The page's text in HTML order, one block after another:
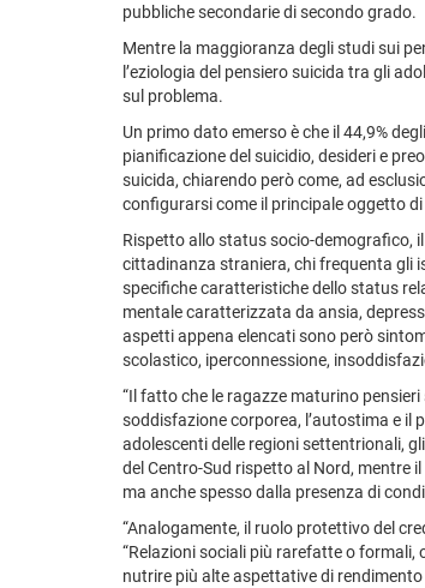
pubbliche secondarie di secondo grado.
Mentre la maggioranza degli studi sui
l’eziologia del pensiero suicida tra gli
sul problema.
Un primo dato emerso è che il 44,9%
pianificazione del suicidio, desideri e
suicida, chiarendo però come, ad
configurarsi come il principale oggetto
Rispetto allo status socio-demografico,
cittadinanza straniera, chi frequenta gli
specifiche caratteristiche dello status
mentale caratterizzata da ansia,
aspetti appena elencati sono però
scolastico, iperconnessione,
“Il fatto che le ragazze maturino
soddisfazione corporea, l’autostima e il
adolescenti delle regioni settentrionali,
del Centro-Sud rispetto al Nord, mentre
ma anche spesso dalla presenza di
“Analogamente, il ruolo protettivo del
“Relazioni sociali più rarefatte o
nutrire più alte aspettative di